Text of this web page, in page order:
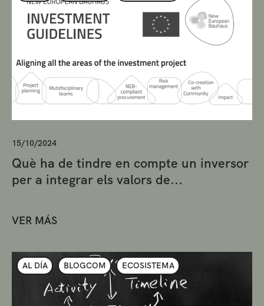
15/10/2024
Què ha de tindre en compte un inversor
per a integrar els valors de...
VER MÁS
AL DÍA BLOGCOM ECOSISTEMA